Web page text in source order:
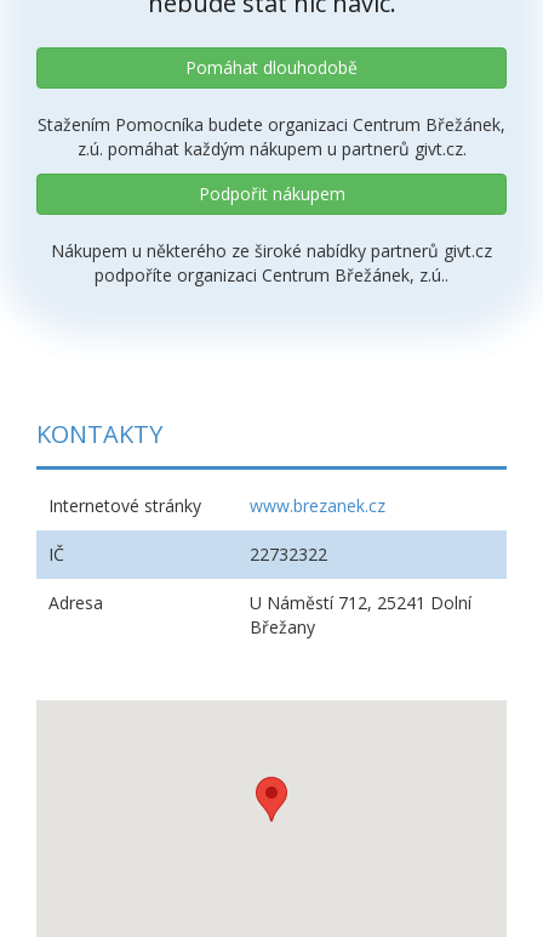
Pomáhat dlouhodobě
Stažením Pomocníka budete organizaci Centrum Břežánek,
z.ú. pomáhat každým nákupem u partnerů givt.cz.
Podpořit nákupem
Nákupem u některého ze široké nabídky partnerů givt.cz
podpoříte organizaci Centrum Břežánek, z.ú..
KONTAKTY
Internetové stránky www.brezanek.cz
IČ 22732322
Adresa
U Náměstí 712, 25241 Dolní
Břežany